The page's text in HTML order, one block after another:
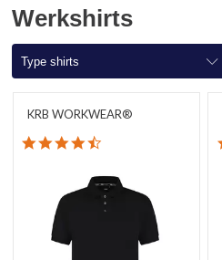
Werkshirts
Type shirts
T-shirts korte mouw
T-shirts lange mouw
Poloshirts korte mouw
Poloshirts lange mouw
KRB WORKWEAR®